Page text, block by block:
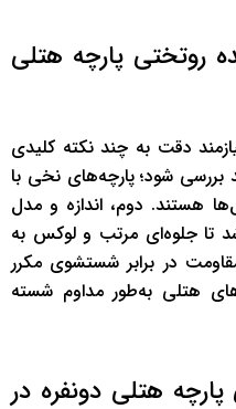
روتختی پارچه هتلی
دقت به چند نکته کلیدی
بررسی شود؛ پارچه‌های نخی با
هستند. دوم، اندازه و مدل
تا جلوه‌ای مرتب و لوکس به
در برابر شستشوی مکرر
هتلی به‌طور مداوم شسته
پارچه هتلی دونفره در